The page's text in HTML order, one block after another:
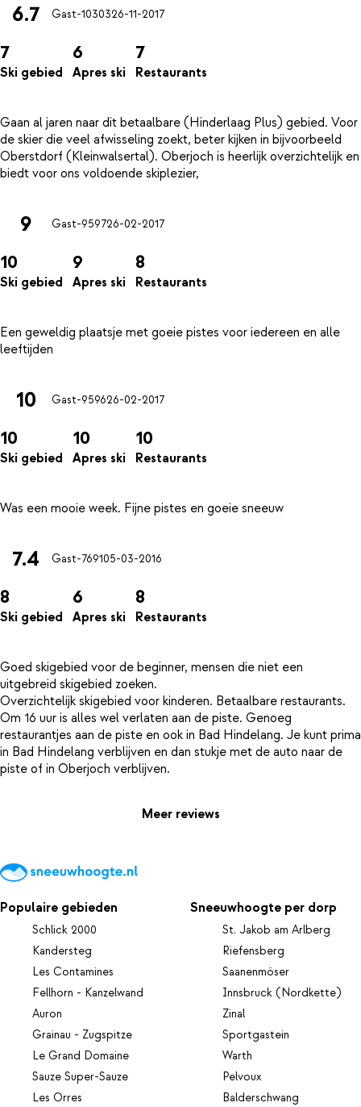
6.7 Gast-1030326-11-2017
7
Ski gebied
6
Apres ski
7
Restaurants
Gaan al jaren naar dit betaalbare (Hinderlaag Plus) gebied. Voor
de skier die veel afwisseling zoekt, beter kijken in bijvoorbeeld
Oberstdorf (Kleinwalsertal). Oberjoch is heerlijk overzichtelijk en
9 Gast-959726-02-2017
10
Ski gebied
9
Apres ski
8
Restaurants
Een geweldig plaatsje met goeie pistes voor iedereen en alle
10 Gast-959626-02-2017
10
Ski gebied
10
Apres ski
10
Restaurants
7.4 Gast-769105-03-2016
8
Ski gebied
6
Apres ski
8
Restaurants
Goed skigebied voor de beginner, mensen die niet een
uitgebreid skigebied zoeken.
Overzichtelijk skigebied voor kinderen. Betaalbare restaurants.
Om 16 uur is alles wel verlaten aan de piste. Genoeg
restaurantjes aan de piste en ook in Bad Hindelang. Je kunt prima
in Bad Hindelang verblijven en dan stukje met de auto naar de
Meer reviews
Populaire gebieden
Schlick 2000
Kandersteg
Les Contamines
Fellhorn - Kanzelwand
Auron
Grainau - Zugspitze
Le Grand Domaine
Sauze Super-Sauze
Les Orres
Sneeuwhoogte per dorp
St. Jakob am Arlberg
Riefensberg
Saanenmöser
Innsbruck (Nordkette)
Zinal
Sportgastein
Warth
Pelvoux
Balderschwang